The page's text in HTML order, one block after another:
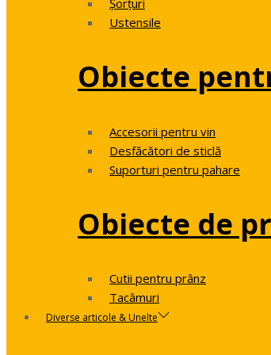
Ustensile
Obiecte
Accesorii pentru vin
Desfăcători de sticlă
Suporturi pentru pahare
Obiecte de
Cutii pentru prânz
Tacâmuri
Diverse articole & Unelte